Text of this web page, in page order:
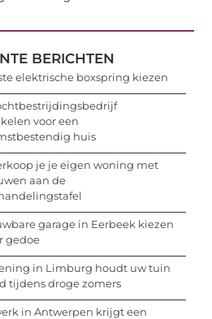
BERICHTEN
elektrische boxspring kiezen
voor een
huis
je je eigen woning met
aan de
garage in Eerbeek kiezen
gedoe
in Limburg houdt uw tuin
tijdens droge zomers
in Antwerpen krijgt een